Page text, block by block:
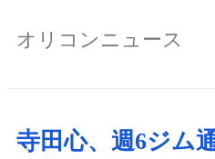
オリコンニュース
寺田心、週6ジム